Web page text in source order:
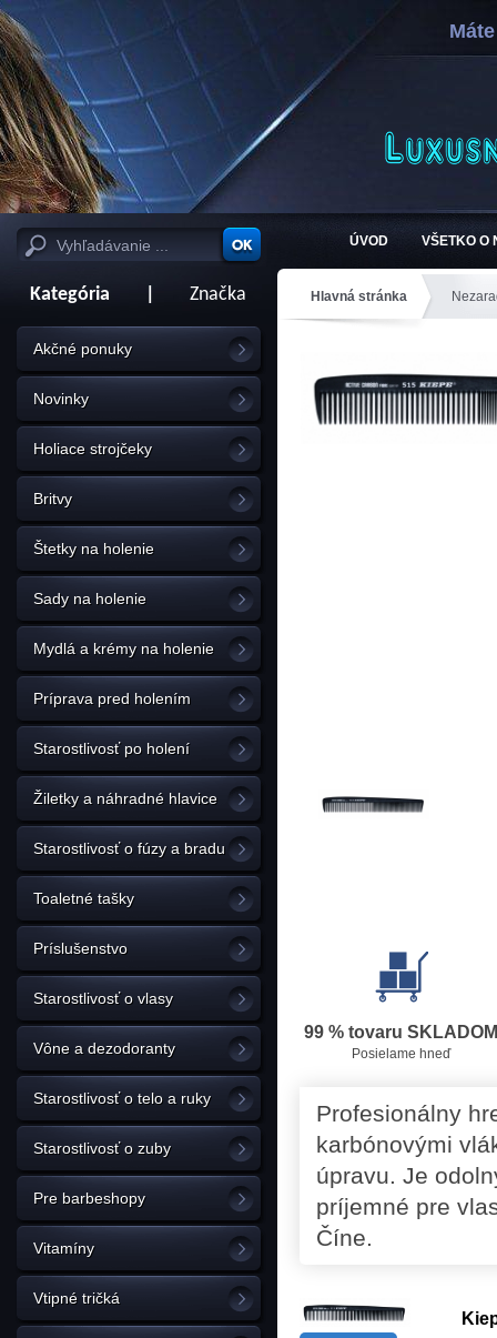
ÚVOD VŠETKO O
Kategória Značka
Akčné ponuky
Novinky
Holiace strojčeky
Britvy
Štetky na holenie
Sady na holenie
Mydlá a krémy na holenie
Príprava pred holením
Starostlivosť po holení
Žiletky a náhradné hlavice
Starostlivosť o fúzy a bradu
Toaletné tašky
Príslušenstvo
Starostlivosť o vlasy
Vône a dezodoranty
Starostlivosť o telo a ruky
Starostlivosť o zuby
Pre barbeshopy
Vitamíny
Vtipné tričká
Hlavná stránka
99 % tovaru SKLADOM
Posielame hneď
Profesionálny
karbónovými
úpravu. Je
príjemné pre
Číne.